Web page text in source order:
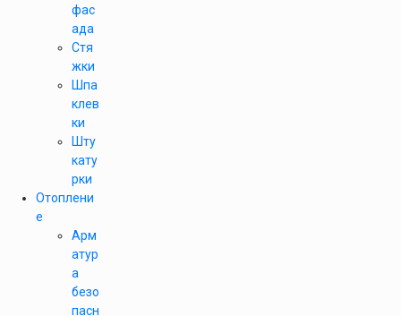
фас
ада
Стя
жки
Шпа
клев
ки
Шту
кату
рки
Отоплени
е
Арм
атур
а
безо
пасн